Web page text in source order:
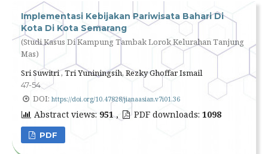
Implementasi Kebijakan Pariwisata Bahari Di
Kota Di Kota Semarang
(Studi Kasus Di Kampung Tambak Lorok Kelurahan Tanjung
Mas)
Sri Suwitri , Tri Yuniningsih, Rezky Ghoffar Ismail
47-54
DOI: https://doi.org/10.47828/jianaasian.v7i01.36
Abstract views: 951, PDF downloads: 1098
PDF